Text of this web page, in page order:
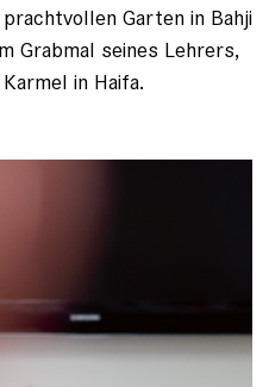
Garten in Bahji
Grabmal seines Lehrers,
in Haifa.